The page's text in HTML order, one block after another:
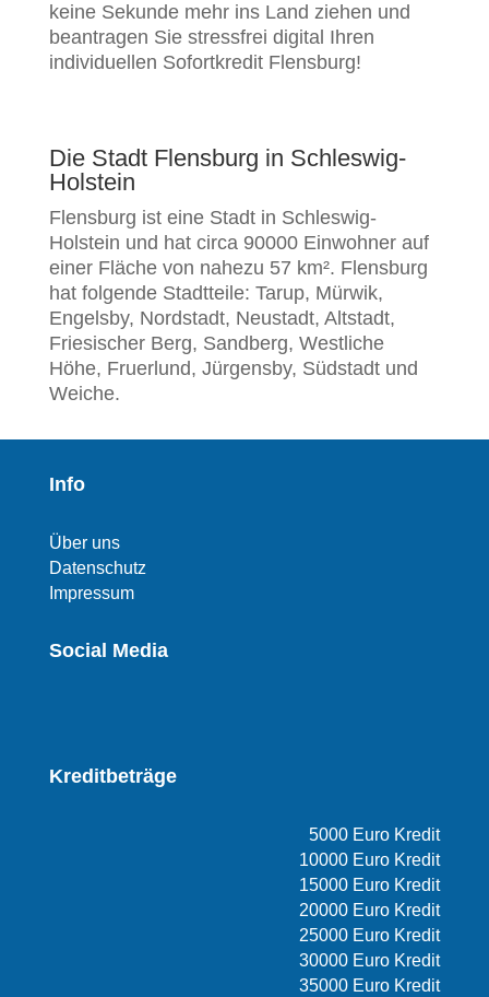
keine Sekunde mehr ins Land ziehen und
beantragen Sie stressfrei digital Ihren
individuellen Sofortkredit Flensburg!
Die Stadt Flensburg in Schleswig-
Holstein
Flensburg ist eine Stadt in Schleswig-
Holstein und hat circa 90000 Einwohner auf
einer Fläche von nahezu 57 km². Flensburg
hat folgende Stadtteile: Tarup, Mürwik,
Engelsby, Nordstadt, Neustadt, Altstadt,
Friesischer Berg, Sandberg, Westliche
Höhe, Fruerlund, Jürgensby, Südstadt und
Weiche.
Info
Über uns
Datenschutz
Impressum
Social Media
Kreditbeträge
5000 Euro Kredit
10000 Euro Kredit
15000 Euro Kredit
20000 Euro Kredit
25000 Euro Kredit
30000 Euro Kredit
35000 Euro Kredit